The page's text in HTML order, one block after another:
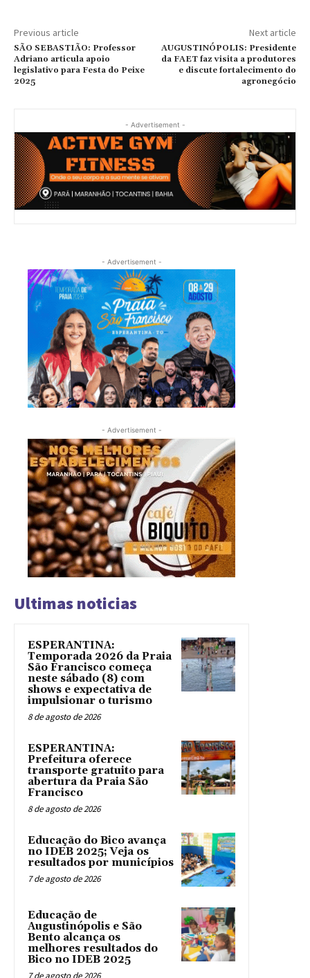
Previous article
SÃO SEBASTIÃO: Professor
Adriano articula apoio
legislativo para Festa do Peixe
2025
Next article
AUGUSTINÓPOLIS: Presidente
da FAET faz visita a produtores
e discute fortalecimento do
agronegócio
- Advertisement -
- Advertisement -
- Advertisement -
Ultimas noticias
ESPERANTINA:
Temporada 2026 da Praia
São Francisco começa
neste sábado (8) com
shows e expectativa de
impulsionar o turismo
8 de agosto de 2026
ESPERANTINA:
Prefeitura oferece
transporte gratuito para
abertura da Praia São
Francisco
8 de agosto de 2026
Educação do Bico avança
no IDEB 2025; Veja os
resultados por municípios
7 de agosto de 2026
Educação de
Augustinópolis e São
Bento alcança os
melhores resultados do
Bico no IDEB 2025